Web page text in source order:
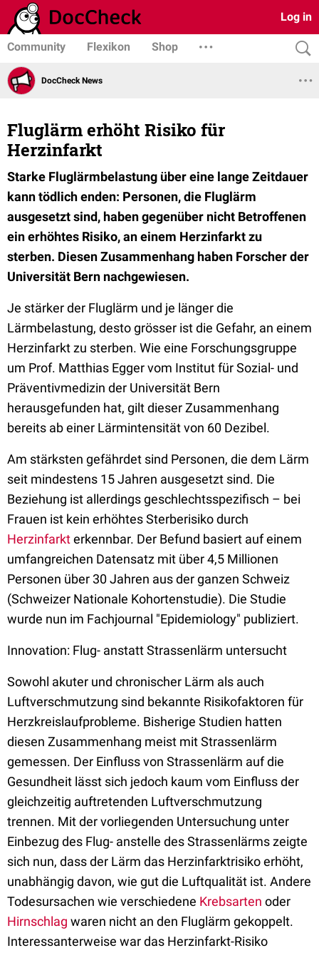
Log in
Community Flexikon Shop
DocCheck News
Fluglärm erhöht Risiko für
Herzinfarkt
Starke Fluglärmbelastung über eine lange Zeitdauer
kann tödlich enden: Personen, die Fluglärm
ausgesetzt sind, haben gegenüber nicht Betroffenen
ein erhöhtes Risiko, an einem Herzinfarkt zu
sterben. Diesen Zusammenhang haben Forscher der
Universität Bern nachgewiesen.
Je stärker der Fluglärm und je länger die
Lärmbelastung, desto grösser ist die Gefahr, an einem
Herzinfarkt zu sterben. Wie eine Forschungsgruppe
um Prof. Matthias Egger vom Institut für Sozial- und
Präventivmedizin der Universität Bern
herausgefunden hat, gilt dieser Zusammenhang
bereits ab einer Lärmintensität von 60 Dezibel.
Am stärksten gefährdet sind Personen, die dem Lärm
seit mindestens 15 Jahren ausgesetzt sind. Die
Beziehung ist allerdings geschlechtsspezifisch – bei
Frauen ist kein erhöhtes Sterberisiko durch
Herzinfarkterkennbar. Der Befund basiert auf einem
umfangreichen Datensatz mit über 4,5 Millionen
Personen über 30 Jahren aus der ganzen Schweiz
(Schweizer Nationale Kohortenstudie). Die Studie
wurde nun im Fachjournal "Epidemiology" publiziert.
Innovation: Flug- anstatt Strassenlärm untersucht
Sowohl akuter und chronischer Lärm als auch
Luftverschmutzung sind bekannte Risikofaktoren für
Herzkreislaufprobleme. Bisherige Studien hatten
diesen Zusammenhang meist mit Strassenlärm
gemessen. Der Einfluss von Strassenlärm auf die
Gesundheit lässt sich jedoch kaum vom Einfluss der
gleichzeitig auftretenden Luftverschmutzung
trennen. Mit der vorliegenden Untersuchung unter
Einbezug des Flug- anstelle des Strassenlärms zeigte
sich nun, dass der Lärm das Herzinfarktrisiko erhöht,
unabhängig davon, wie gut die Luftqualität ist. Andere
Todesursachen wie verschiedene Krebsarten oder
Hirnschlag waren nicht an den Fluglärm gekoppelt.
Interessanterweise war das Herzinfarkt-Risiko